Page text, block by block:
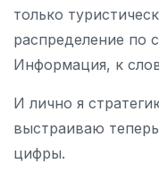
только
распределение по
Информация, к
И лично я
выстраиваю
цифры.